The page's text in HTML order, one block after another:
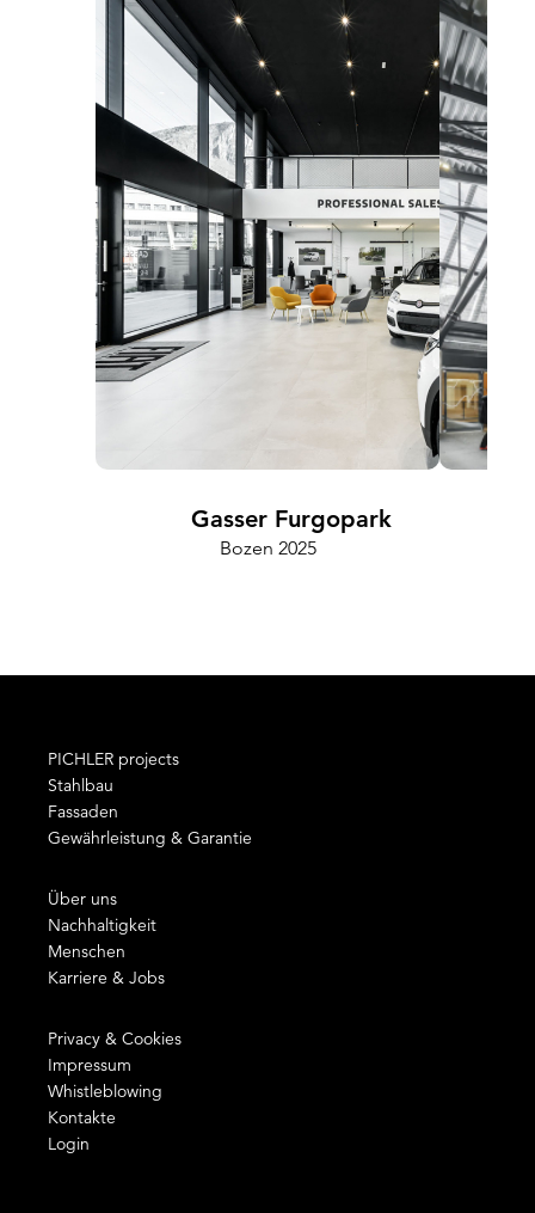
Gasser Furgopark
Bozen 2025
PICHLER projects
Stahlbau
Fassaden
Gewährleistung & Garantie
Über uns
Nachhaltigkeit
Menschen
Karriere & Jobs
Privacy & Cookies
Impressum
Whistleblowing
Kontakte
Login